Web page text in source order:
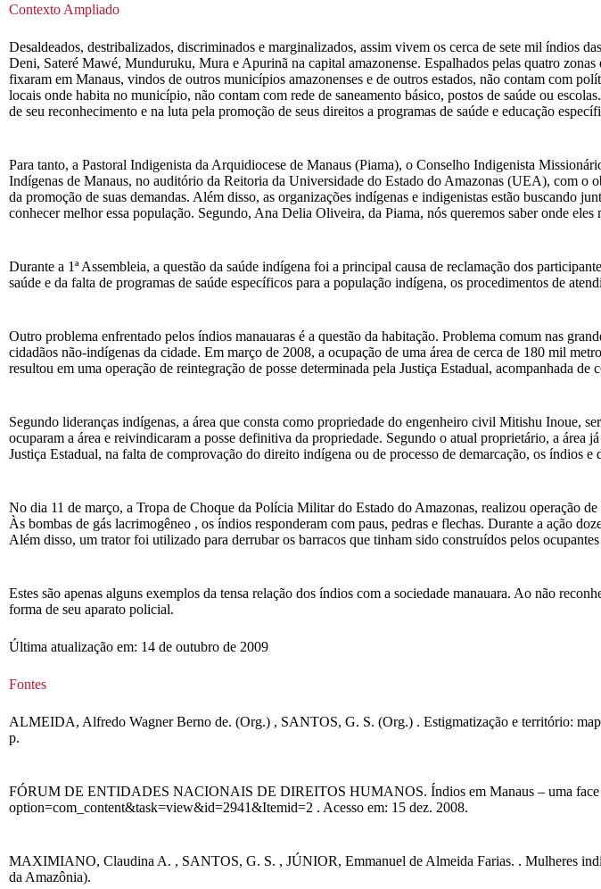
Contexto Ampliado
Desaldeados, destribalizados, discriminados e marginalizados, assim vivem os cerca de sete mil índios
Deni, Sateré Mawé, Munduruku, Mura e Apurinã na capital amazonense. Espalhados pelas quatro
fixaram em Manaus, vindos de outros municípios amazonenses e de outros estados, não contam com
locais onde habita no município, não contam com rede de saneamento básico, postos de saúde ou
de seu reconhecimento e na luta pela promoção de seus direitos a programas de saúde e educação
Para tanto, a Pastoral Indigenista da Arquidiocese de Manaus (Piama), o Conselho Indigenista
Indígenas de Manaus, no auditório da Reitoria da Universidade do Estado do Amazonas (UEA), com
da promoção de suas demandas. Além disso, as organizações indígenas e indigenistas estão buscando
conhecer melhor essa população. Segundo, Ana Delia Oliveira, da Piama, nós queremos saber onde
Durante a 1ª Assembleia, a questão da saúde indígena foi a principal causa de reclamação dos
saúde e da falta de programas de saúde específicos para a população indígena, os procedimentos de
Outro problema enfrentado pelos índios manauaras é a questão da habitação. Problema comum nas
cidadãos não-indígenas da cidade. Em março de 2008, a ocupação de uma área de cerca de 180 mil
resultou em uma operação de reintegração de posse determinada pela Justiça Estadual, acompanhada
Segundo lideranças indígenas, a área que consta como propriedade do engenheiro civil Mitishu Inoue,
ocuparam a área e reivindicaram a posse definitiva da propriedade. Segundo o atual proprietário, a
Justiça Estadual, na falta de comprovação do direito indígena ou de processo de demarcação, os índios
No dia 11 de março, a Tropa de Choque da Polícia Militar do Estado do Amazonas, realizou operação
Às bombas de gás lacrimogêneo , os índios responderam com paus, pedras e flechas. Durante a ação
Além disso, um trator foi utilizado para derrubar os barracos que tinham sido construídos pelos ocupantes
Estes são apenas alguns exemplos da tensa relação dos índios com a sociedade manauara. Ao não
forma de seu aparato policial.
Última atualização em: 14 de outubro de 2009
Fontes
ALMEIDA, Alfredo Wagner Berno de. (Org.) , SANTOS, G. S. (Org.) . Estigmatização e território:
p.
FÓRUM DE ENTIDADES NACIONAIS DE DIREITOS HUMANOS. Índios em Manaus – uma face
option=com_content&task=view&id=2941&Itemid=2 . Acesso em: 15 dez. 2008.
MAXIMIANO, Claudina A. , SANTOS, G. S. , JÚNIOR, Emmanuel de Almeida Farias. . Mulheres
da Amazônia).